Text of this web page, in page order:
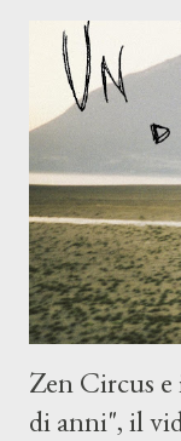
Dicevamo. Ed è
musicale, con "
moglie, del senso
giusta condizione
è, di questa estate
cover, ma...
Zen Circus
di anni", il